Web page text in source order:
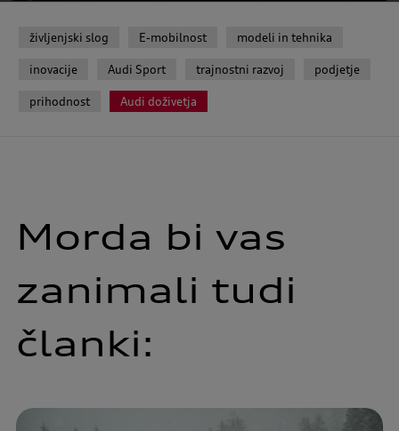
življenjski slog E-mobilnost modeli in tehnika
inovacije Audi Sport trajnostni razvoj podjetje
prihodnost Audi doživetja
Morda bi vas
zanimali tudi
članki: